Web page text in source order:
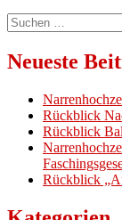
Suchen
nach:
Neueste
Rückblick
Rückblick
Rückblick